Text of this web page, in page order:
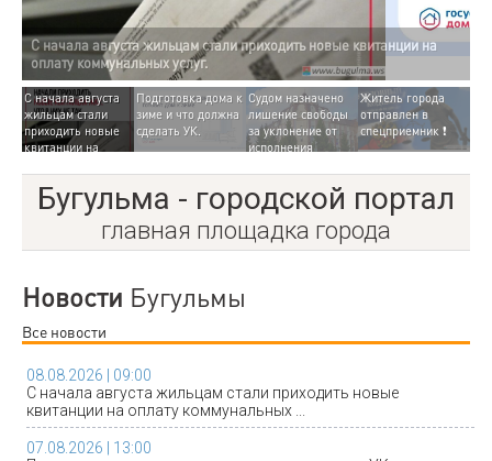
С начала августа
жильцам стали
приходить новые
квитанции на
коммунальных
услуг.
Подготовка дома к
зиме и что должна
сделать УК.
Судом назначено
лишение свободы
за уклонение от
исполнения
Житель города
отправлен в
спецприемник ❗
Бугульма - городской портал
главная площадка города
Новости Бугульмы
Все новости
08.08.2026 | 09:00
С начала августа жильцам стали приходить новые
квитанции на оплату коммунальных ...
07.08.2026 | 13:00